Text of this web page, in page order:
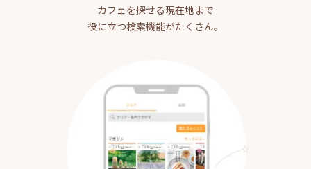
カフェを探せる現在地まで
役に立つ検索機能がたくさん。